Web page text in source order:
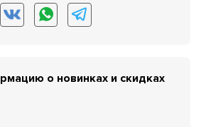
о новинках и скидках